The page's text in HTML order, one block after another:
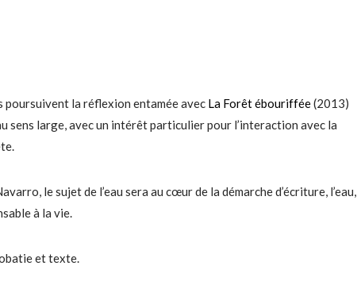
poursuivent la réflexion entamée avec La Forêt ébouriffée(2013)
sens large, avec un intérêt particulier pour l’interaction avec la
le sujet de l’eau sera au cœur de la démarche d’écriture, l’eau,
à la vie.
et texte.